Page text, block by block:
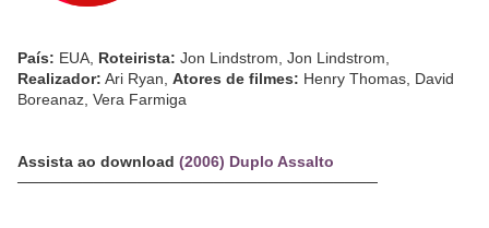
País: EUA, Roteirista: Jon Lindstrom, Jon Lindstrom,
Realizador: Ari Ryan, Atores de filmes: Henry Thomas, David
Boreanaz, Vera Farmiga
Assista ao download (2006) Duplo Assalto
─────────────────────────────────